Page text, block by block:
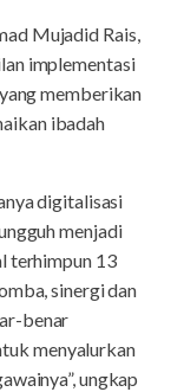
Mujadid Rais,
implementasi
memberikan
ibadah
digitalisasi
menjadi
terhimpun 13
sinergi dan
benar
menyalurkan
ungkap